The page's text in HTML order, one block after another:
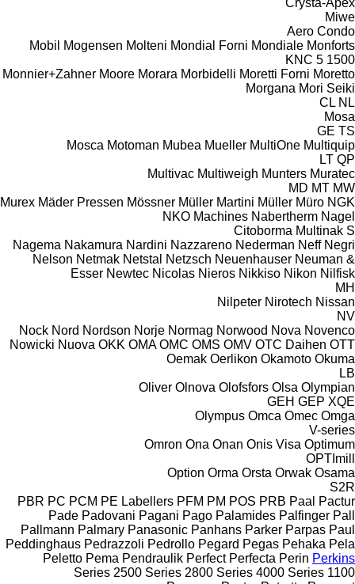
Miwe
Aero Condo
Mobil
Mogensen Molteni Mondial Forni Mondiale Monforts
KNC 5 1500
Monnier+Zahner Moore Morara Morbidelli Moretti Forni Moretto
Morgana Mori Seiki
CL NL
Mosa
GE TS
Mosca Motoman Mubea Mueller MultiOne Multiquip
LT QP
Multivac Multiweigh Munters Muratec
MD MT MW
Murex Mäder Pressen Mössner Müller Martini Müller Müro NGK
NKO Machines Nabertherm Nagel
Citoborma Multinak S
Nagema Nakamura Nardini Nazzareno Nederman Neff Negri
Nelson Netmak Netstal Netzsch Neuenhauser Neuman &
Esser Newtec Nicolas Nieros Nikkiso Nikon Nilfisk
MH
Nilpeter Nirotech Nissan
NV
Nock Nord Nordson Norje Normag Norwood Nova Novenco
Nowicki Nuova OKK OMA OMC OMS OMV OTC Daihen OTT
Oemak Oerlikon Okamoto Okuma
LB
Oliver Olnova Olofsfors Olsa Olympian
GEH GEP XQE
Olympus Omca Omec Omga
V-series
Omron Ona Onan Onis Visa Optimum
OPTImill
Option Orma Orsta Orwak Osama
S2R
PBR PC PCM PE Labellers PFM PM POS PRB Paal
Pactur
Pade Padovani Pagani Pago Palamides Palfinger Pall
Pallmann Palmary Panasonic Panhans Parker Parpas Paul
Peddinghaus Pedrazzoli Pedrollo Pegard Pegas Pehaka Pela
Peletto Pema Pendraulik Perfect Perfecta Perin Perkins
1100 Series
2500 Series 2800 Series 4000 Series